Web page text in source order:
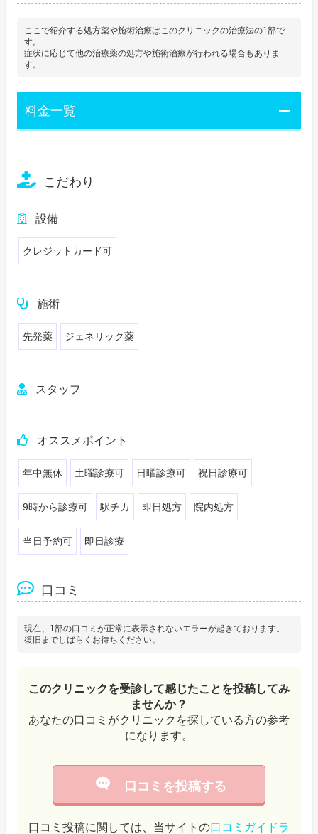
ここで紹介する処方薬や施術治療はこのクリニックの治療法の1部で
す。
症状に応じて他の治療薬の処方や施術治療が行われる場合もありま
す。
料金一覧
こだわり
設備
クレジットカード可
施術
先発薬 ジェネリック薬
スタッフ
オススメポイント
年中無休 土曜診療可 日曜診療可 祝日診療可
9時から診療可 駅チカ 即日処方 院内処方
当日予約可 即日診療
口コミ
現在、1部の口コミが正常に表示されないエラーが起きております。
復旧までしばらくお待ちください。
このクリニックを受診して感じたことを投稿してみ
ませんか？
あなたの口コミがクリニックを探している方の参考
になります。
口コミを投稿する
口コミ投稿に関しては、当サイトの口コミガイドラ